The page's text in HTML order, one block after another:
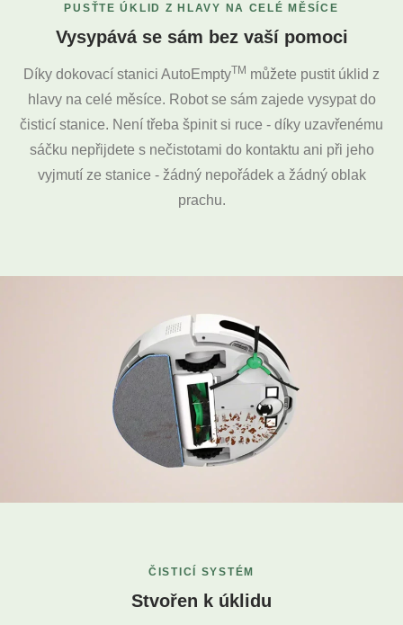
PUSŤTE ÚKLID Z HLAVY NA CELÉ MĚSÍCE
Vysypává se sám bez vaší pomoci
Díky dokovací stanici AutoEmptyTM můžete pustit úklid z
hlavy na celé měsíce. Robot se sám zajede vysypat do
čisticí stanice. Není třeba špinit si ruce - díky uzavřenému
sáčku nepřijdete s nečistotami do kontaktu ani při jeho
vyjmutí ze stanice - žádný nepořádek a žádný oblak
prachu.
ČISTICÍ SYSTÉM
Stvořen k úklidu